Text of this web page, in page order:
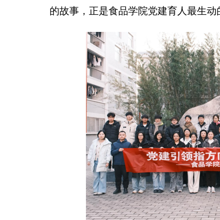
的故事，正是食品学院党建育人最生动